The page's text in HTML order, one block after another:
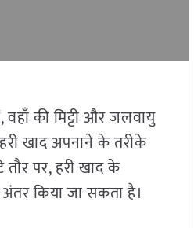
वहाँ की मिट्टी और जलवायु
खाद अपनाने के तरीके
पर, हरी खाद के
अंतर किया जा सकता है।